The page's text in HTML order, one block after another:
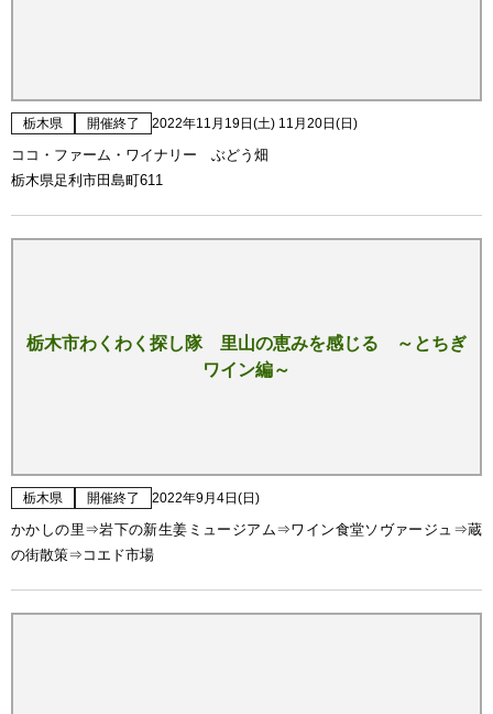
栃木県 開催終了 2022年11月19日(土) 11月20日(日)
ココ・ファーム・ワイナリー ぶどう畑
栃木県足利市田島町611
栃木市わくわく探し隊 里山の恵みを感じる ～とちぎ
ワイン編～
栃木県 開催終了 2022年9月4日(日)
かかしの里⇒岩下の新生姜ミュージアム⇒ワイン食堂ソヴァージュ⇒蔵
の街散策⇒コエド市場